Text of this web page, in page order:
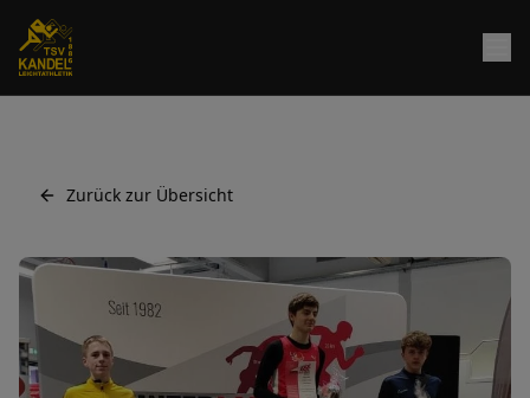
Zurück zur Übersicht